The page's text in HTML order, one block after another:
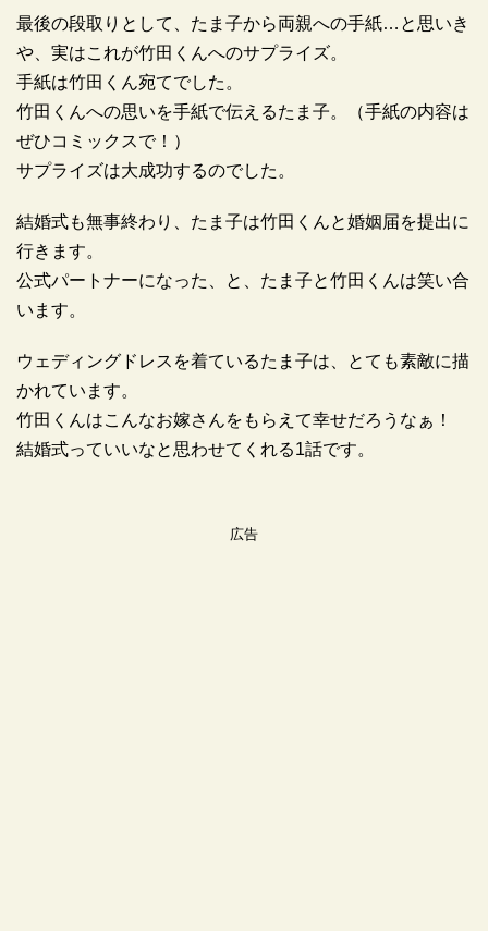
最後の段取りとして、たま子から両親への手紙…と思いき
や、実はこれが竹田くんへのサプライズ。
手紙は竹田くん宛てでした。
竹田くんへの思いを手紙で伝えるたま子。（手紙の内容は
ぜひコミックスで！）
サプライズは大成功するのでした。
結婚式も無事終わり、たま子は竹田くんと婚姻届を提出に
行きます。
公式パートナーになった、と、たま子と竹田くんは笑い合
います。
ウェディングドレスを着ているたま子は、とても素敵に描
かれています。
竹田くんはこんなお嫁さんをもらえて幸せだろうなぁ！
結婚式っていいなと思わせてくれる1話です。
広告